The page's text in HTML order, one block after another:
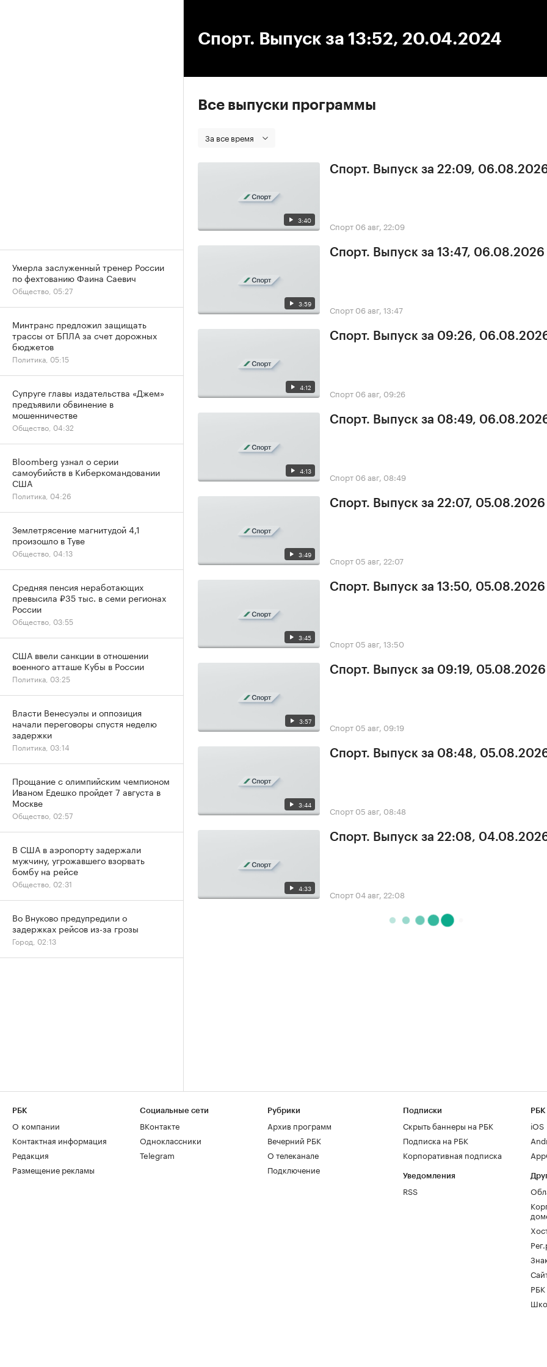
Спорт. Выпуск за 13:52, 20.04.2024
Все выпуски программы
За все время
3:40
Спорт. Выпуск за 22:09,
Спорт 06 авг, 22:09
3:59
Спорт. Выпуск за 13:47, 06.08.2026
Спорт 06 авг, 13:47
4:12
Спорт. Выпуск за 09:26,
Спорт 06 авг, 09:26
4:13
Спорт. Выпуск за 08:49,
Спорт 06 авг, 08:49
3:49
Спорт. Выпуск за 22:07, 05.08.2026
Спорт 05 авг, 22:07
3:45
Спорт. Выпуск за 13:50, 05.08.2026
Спорт 05 авг, 13:50
3:57
Спорт. Выпуск за 09:19, 05.08.2026
Спорт 05 авг, 09:19
3:44
Спорт. Выпуск за 08:48,
Спорт 05 авг, 08:48
4:33
Спорт. Выпуск за 22:08,
Спорт 04 авг, 22:08
Умерла заслуженный тренер России
по фехтованию Фаина Саевич
Общество, 05:27
Минтранс предложил защищать
трассы от БПЛА за счет дорожных
бюджетов
Политика, 05:15
Супруге главы издательства «Джем»
предъявили обвинение в
мошенничестве
Общество, 04:32
Bloomberg узнал о серии
самоубийств в Киберкомандовании
США
Политика, 04:26
Землетрясение магнитудой 4,1
произошло в Туве
Общество, 04:13
Средняя пенсия неработающих
превысила ₽35 тыс. в семи регионах
России
Общество, 03:55
США ввели санкции в отношении
военного атташе Кубы в России
Политика, 03:25
Власти Венесуэлы и оппозиция
начали переговоры спустя неделю
задержки
Политика, 03:14
Прощание с олимпийским чемпионом
Иваном Едешко пройдет 7 августа в
Москве
Общество, 02:57
В США в аэропорту задержали
мужчину, угрожавшего взорвать
бомбу на рейсе
Общество, 02:31
Во Внуково предупредили о
задержках рейсов из-за грозы
Город, 02:13
РБК
О компании
Контактная информация
Редакция
Размещение рекламы
Социальные сети
ВКонтакте
Одноклассники
Telegram
Рубрики
Архив программ
Вечерний РБК
О телеканале
Подключение
Подписки
Скрыть баннеры на РБК
Подписка на РБК
Корпоративная подписка
Уведомления
RSS
РБК
iOS